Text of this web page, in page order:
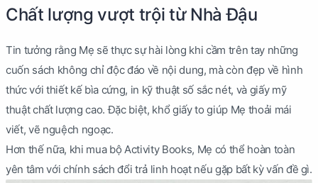
Chất lượng vượt trội từ Nhà Đậu
Tin tưởng rằng Mẹ sẽ thực sự hài lòng khi cầm trên tay những
cuốn sách không chỉ độc đáo về nội dung, mà còn đẹp về hình
thức với thiết kế bìa cứng, in kỹ thuật số sắc nét, và giấy mỹ
thuật chất lượng cao. Đặc biệt, khổ giấy to giúp Mẹ thoải mái
viết, vẽ nguệch ngoạc.
Hơn thế nữa, khi mua bộ Activity Books, Mẹ có thể hoàn toàn
yên tâm với chính sách đổi trả linh hoạt nếu gặp bất kỳ vấn đề gì.